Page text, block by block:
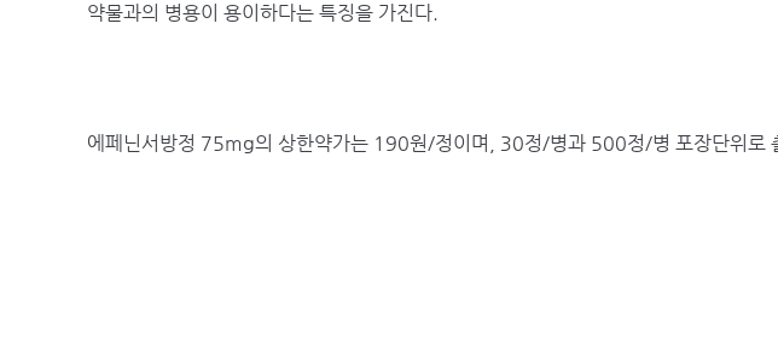
약물과의 병용이 용이하다는 특징을 가진다.
에페닌서방정 75mg의 상한약가는 190원/정이며, 30정/병과 500정/병 포장단위로